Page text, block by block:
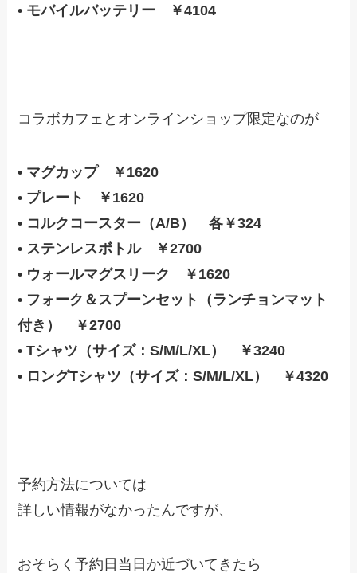
• モバイルバッテリー ￥4104
コラボカフェとオンラインショップ限定なのが
• マグカップ ￥1620
• プレート ￥1620
• コルクコースター（A/B） 各￥324
• ステンレスボトル ￥2700
• ウォールマグスリーク ￥1620
• フォーク＆スプーンセット（ランチョンマット
付き） ￥2700
• Tシャツ（サイズ：S/M/L/XL） ￥3240
• ロングTシャツ（サイズ：S/M/L/XL） ￥4320
予約方法については
詳しい情報がなかったんですが、
おそらく予約日当日か近づいてきたら